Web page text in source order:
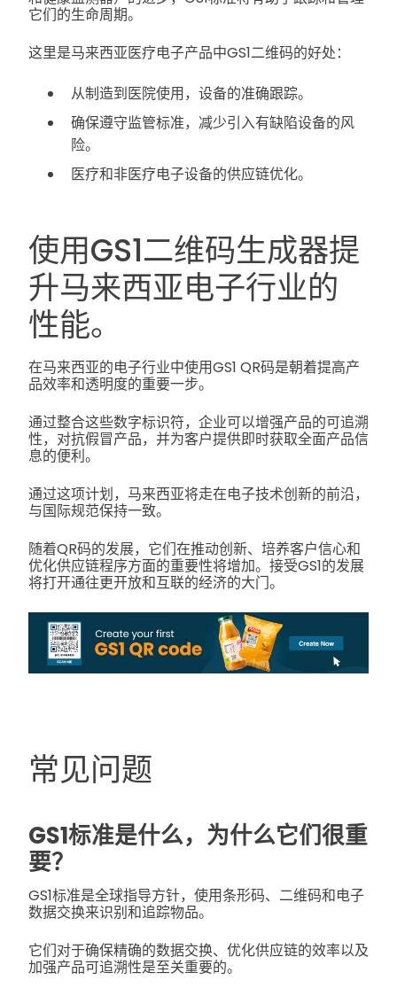
它们的生命周期。
这里是马来西亚医疗电子产品中GS1二维码的好处：
从制造到医院使用，设备的准确跟踪。
确保遵守监管标准，减少引入有缺陷设备的风
险。
医疗和非医疗电子设备的供应链优化。
使用GS1二维码生成器提
升马来西亚电子行业的
性能。
在马来西亚的电子行业中使用GS1 QR码是朝着提高产
品效率和透明度的重要一步。
通过整合这些数字标识符，企业可以增强产品的可追溯
性，对抗假冒产品，并为客户提供即时获取全面产品信
息的便利。
通过这项计划，马来西亚将走在电子技术创新的前沿，
与国际规范保持一致。
随着QR码的发展，它们在推动创新、培养客户信心和
优化供应链程序方面的重要性将增加。接受GS1的发展
将打开通往更开放和互联的经济的大门。
常见问题
GS1标准是什么，为什么它们很重
要？
GS1标准是全球指导方针，使用条形码、二维码和电子
数据交换来识别和追踪物品。
它们对于确保精确的数据交换、优化供应链的效率以及
加强产品可追溯性是至关重要的。